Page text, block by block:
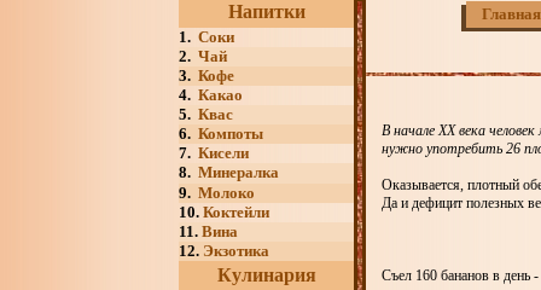
Напитки
1. Соки
2. Чай
3. Кофе
4. Какао
5. Квас
6. Компоты
7. Кисели
8. Минералка
9. Молоко
10. Коктейли
11. Вина
12. Экзотика
Кулинария
Главная
В начале XX века
нужно употребить 26
Оказывается, плотный
Да и дефицит полезных
Съел 160 бананов в день